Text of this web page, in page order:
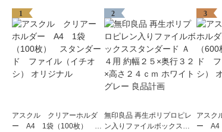
1
アスクル クリアーホルダ
ー A4 1袋（100枚） ス
2
無印良品 再生ポリプロピレ
ン入りファイルボックスス
3
アスク
ー A4